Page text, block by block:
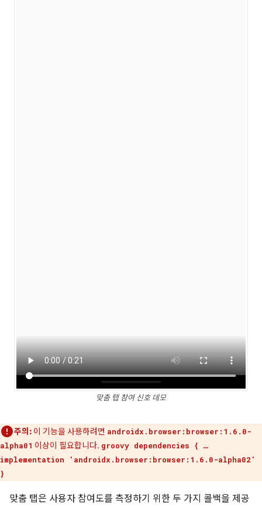
맞춤 탭 참여 신호 데모
주의: 이 기능을 사용하려면 androidx.browser:browser:1.6.0-
alpha01 이상이 필요합니다. groovy dependencies { …
implementation 'androidx.browser:browser:1.6.0-alpha02'
}
맞춤 탭은 사용자 참여도를 측정하기 위한 두 가지 콜백을 제공